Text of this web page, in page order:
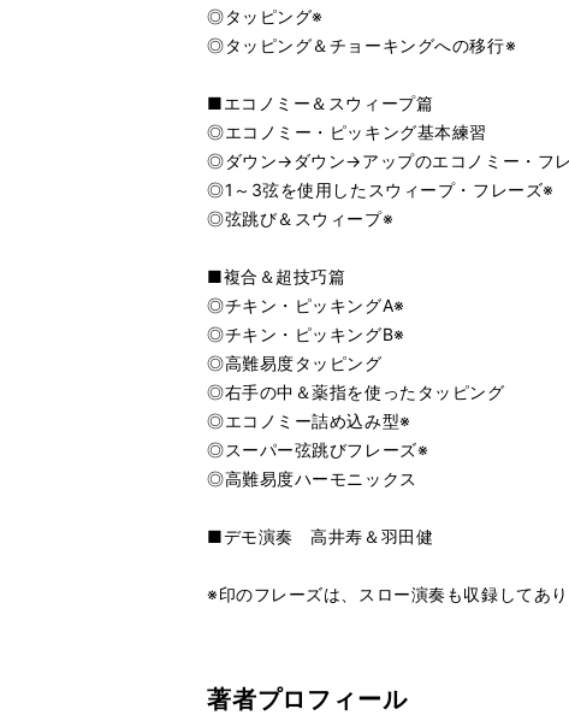
◎タッピング※
◎タッピング＆チョーキングへの移行※
■エコノミー＆スウィープ篇
◎エコノミー・ピッキング基本練習
◎ダウン→ダウン→アップのエコノミー・フ
◎1～3弦を使用したスウィープ・フレーズ※
◎弦跳び＆スウィープ※
■複合＆超技巧篇
◎チキン・ピッキングA※
◎チキン・ピッキングB※
◎高難易度タッピング
◎右手の中＆薬指を使ったタッピング
◎エコノミー詰め込み型※
◎スーパー弦跳びフレーズ※
◎高難易度ハーモニックス
■デモ演奏 高井寿＆羽田健
※印のフレーズは、スロー演奏も収録してあり
著者プロフィール